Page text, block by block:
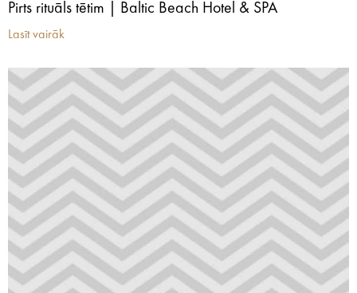
Pirts rituāls tētim | Baltic Beach Hotel & SPA
Lasīt vairāk